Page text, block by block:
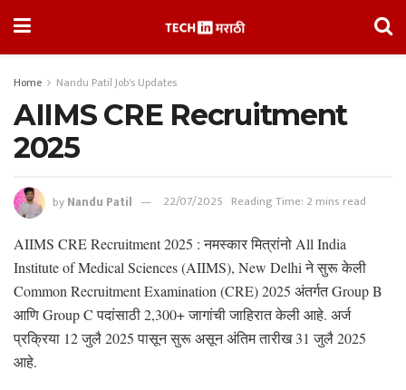
Home Nandu Patil Job's Updates
AIIMS CRE Recruitment
2025
byNandu Patil 22/07/2025 Reading Time: 2 mins read
AIIMS CRE Recruitment 2025 : नमस्कार मित्रांनो All India
Institute of Medical Sciences (AIIMS), New Delhi ने सुरू केली
Common Recruitment Examination (CRE) 2025 अंतर्गत Group B
आणि Group C पदांसाठी 2,300+ जागांची जाहिरात केली आहे. अर्ज
प्रक्रिया 12 जुलै 2025 पासून सुरू असून अंतिम तारीख 31 जुलै 2025
आहे.